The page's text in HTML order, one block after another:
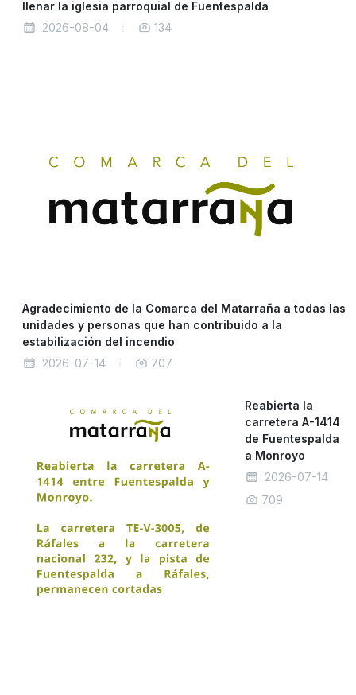
llenar la iglesia parroquial de Fuentespalda
2026-08-04
134
Agradecimiento de la Comarca del Matarraña a todas las
unidades y personas que han contribuido a la
estabilización del incendio
2026-07-14
707
Reabierta la
carretera A-1414
de Fuentespalda
a Monroyo
2026-07-14
709